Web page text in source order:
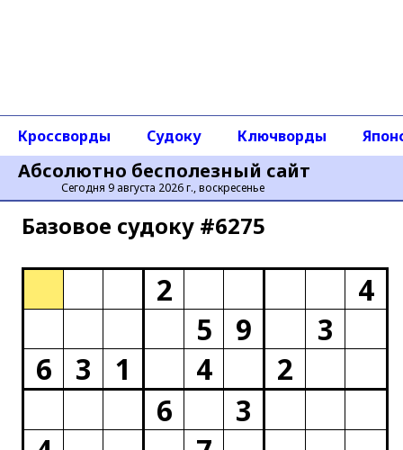
Абсолютно бесполезный сайт
Сегодня 9 августа 2026 г., воскресенье
Кроссворды Судоку Ключворды
Базовое cудоку #6275
2
4
5
9
3
6
3 1 4
2
6
3